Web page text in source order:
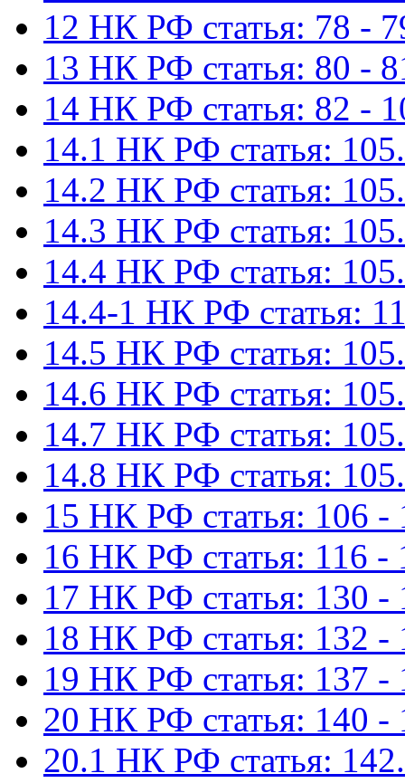
12 НК РФ статья: 78 -
13 НК РФ статья: 80 -
14 НК РФ статья: 82 -
14.1 НК РФ статья:
14.2 НК РФ статья:
14.3 НК РФ статья:
14.4 НК РФ статья:
14.4-1 НК РФ статья:
14.5 НК РФ статья:
14.6 НК РФ статья:
14.7 НК РФ статья:
14.8 НК РФ статья:
15 НК РФ статья: 106 -
16 НК РФ статья: 116 -
17 НК РФ статья: 130 -
18 НК РФ статья: 132 -
19 НК РФ статья: 137 -
20 НК РФ статья: 140 -
20.1 НК РФ статья: